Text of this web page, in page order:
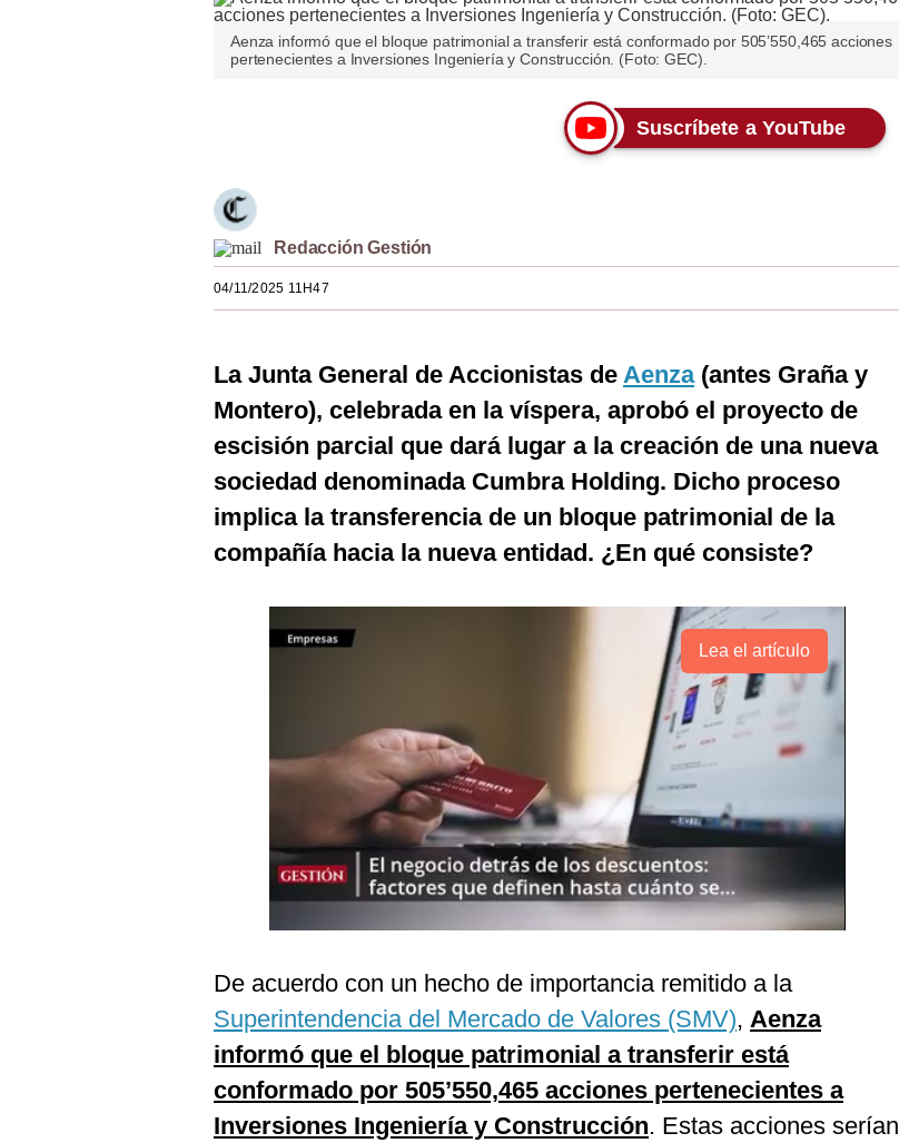
Aenza informó que el bloque patrimonial a transferir está conformado por 505’550,465 acciones
pertenecientes a Inversiones Ingeniería y Construcción. (Foto: GEC).
Suscríbete a YouTube
Redacción Gestión
04/11/2025 11H47
La Junta General de Accionistas de Aenza(antes Graña y
Montero), celebrada en la víspera, aprobó el proyecto de
escisión parcial que dará lugar a la creación de una nueva
sociedad denominada Cumbra Holding. Dicho proceso
implica la transferencia de un bloque patrimonial de la
compañía hacia la nueva entidad. ¿En qué consiste?
Lea el artículo
De acuerdo con un hecho de importancia remitido a la
Superintendencia del Mercado de Valores (SMV), Aenza
informó que el bloque patrimonial a transferir está
conformado por 505’550,465 acciones pertenecientes a
Inversiones Ingeniería y Construcción. Estas acciones serían